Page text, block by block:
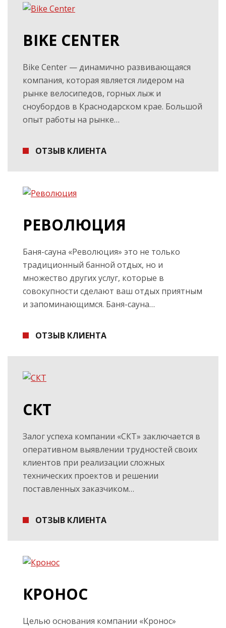
BIKE CENTER
Bike Center — динамично развивающаяся
компания, которая является лидером на
рынке велосипедов, горных лыж и
сноубордов в Краснодарском крае. Большой
опыт работы на рынке…
ОТЗЫВ КЛИЕНТА
РЕВОЛЮЦИЯ
Баня-сауна «Революция» это не только
традиционный банной отдых, но и
множество других услуг, которые в
совокупности сделают ваш отдых приятным
и запоминающимся. Баня-сауна…
ОТЗЫВ КЛИЕНТА
СКТ
Залог успеха компании «СКТ» заключается в
оперативном выявлении трудностей своих
клиентов при реализации сложных
технических проектов и решении
поставленных заказчиком…
ОТЗЫВ КЛИЕНТА
КРОНОС
Целью основания компании «Кронос»